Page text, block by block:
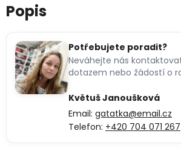
Popis
Potřebujete poradit?
Neváhejte nás
dotazem nebo žádostí o
Květuš Janoušková
Email: gatatka@email.cz
Telefon: +420 704 071 267